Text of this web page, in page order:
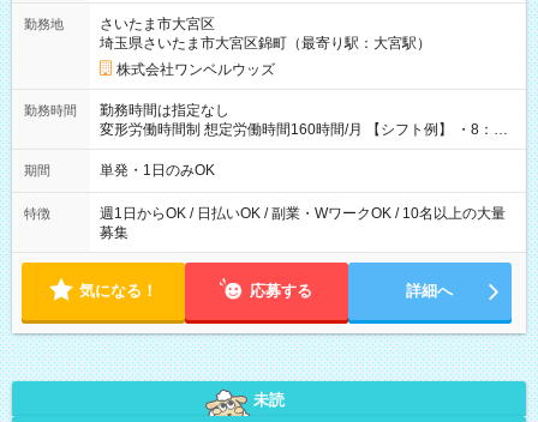
勤務地
さいたま市大宮区
埼玉県さいたま市大宮区錦町（最寄り駅：大宮駅）
株式会社ワンベルウッズ
勤務時間
勤務時間は指定なし
変形労働時間制 想定労働時間160時間/月 【シフト例】 ・8：00
～21：00
期間 単発・1日のみOK
特徴
週1日からOK / 日払いOK / 副業・WワークOK / 10名以上の大量
募集
気になる！ 応募する 詳細へ
未読